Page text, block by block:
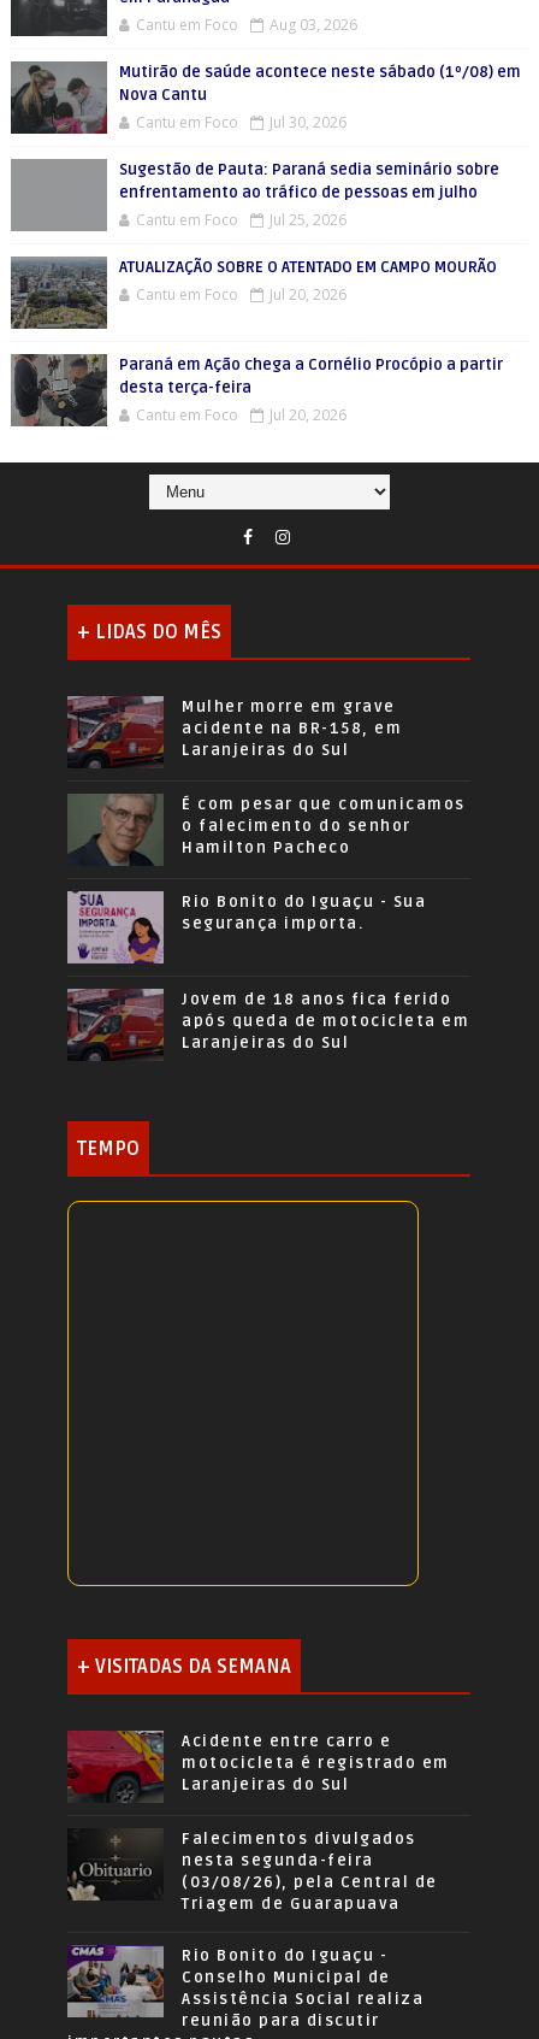
Cantu em Foco Aug 03, 2026
Mutirão de saúde acontece neste sábado (1º/08) em
Nova Cantu
Cantu em Foco Jul 30, 2026
Sugestão de Pauta: Paraná sedia seminário sobre
enfrentamento ao tráfico de pessoas em julho
Cantu em Foco Jul 25, 2026
ATUALIZAÇÃO SOBRE O ATENTADO EM CAMPO MOURÃO
Cantu em Foco Jul 20, 2026
Paraná em Ação chega a Cornélio Procópio a partir
desta terça-feira
Cantu em Foco Jul 20, 2026
+ LIDAS DO MÊS
Mulher morre em grave
acidente na BR-158, em
Laranjeiras do Sul
É com pesar que comunicamos
o falecimento do senhor
Hamilton Pacheco
Rio Bonito do Iguaçu - Sua
segurança importa.
Jovem de 18 anos fica ferido
após queda de motocicleta em
Laranjeiras do Sul
TEMPO
+ VISITADAS DA SEMANA
Acidente entre carro e
motocicleta é registrado em
Laranjeiras do Sul
Falecimentos divulgados
nesta segunda-feira
(03/08/26), pela Central de
Triagem de Guarapuava
Rio Bonito do Iguaçu -
Conselho Municipal de
Assistência Social realiza
reunião para discutir